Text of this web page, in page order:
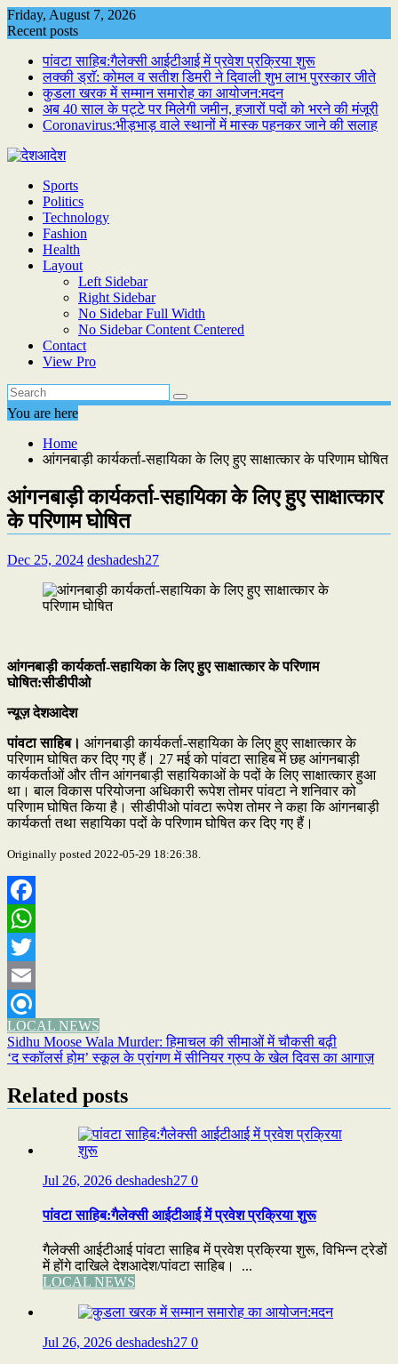
Skip
to
Friday, August 7, 2026
Recent posts
पांवटा साहिब:गैलेक्सी आईटीआई में प्रवेश प्रक्रिया शुरू
लक्की ड्राॅ: कोमल व सतीश डिमरी ने दिवाली शुभ लाभ पुरस्कार जीते
कुडला खरक में सम्मान समारोह का आयोजन:मदन
अब 40 साल के पट्टे पर मिलेगी जमीन, हजारों पदों को भरने की मंजूरी
Coronavirus:भीड़भाड़ वाले स्थानों में मास्क पहनकर जाने की सलाह
Sports
Politics
Technology
Fashion
Health
Layout
Left Sidebar
Right Sidebar
No Sidebar Full Width
No Sidebar Content Centered
Contact
View Pro
You are here
Home
आंगनबाड़ी कार्यकर्ता-सहायिका के लिए हुए साक्षात्कार के परिणाम घोषित
आंगनबाड़ी कार्यकर्ता-सहायिका के लिए हुए साक्षात्कार
के परिणाम घोषित
Dec 25, 2024 deshadesh27
आंगनबाड़ी कार्यकर्ता-सहायिका के लिए हुए साक्षात्कार के परिणाम
घोषित:सीडीपीओ
न्यूज़ देशआदेश
पांवटा साहिब। आंगनबाड़ी कार्यकर्ता-सहायिका के लिए हुए साक्षात्कार के
परिणाम घोषित कर दिए गए हैं। 27 मई को पांवटा साहिब में छह आंगनबाड़ी
कार्यकर्ताओं और तीनआंगनबाड़ी सहायिकाओं के पदों के लिए साक्षात्कार हुआ
था। बाल विकास परियोजना अधिकारी रूपेश तोमर पांवटा ने शनिवार को
परिणाम घोषित किया है। सीडीपीओ पांवटा रूपेश तोमर ने कहा कि आंगनबाड़ी
कार्यकर्ता तथा सहायिका पदों के परिणाम घोषित कर दिए गए हैं।
Originally posted 2022-05-29 18:26:38.
Facebook
WhatsApp
Twitter
Email
Refind
LOCAL NEWS
Post
navigation
Sidhu Moose Wala Murder: हिमाचल की सीमाओं में चौकसी बढ़ी
‘द स्कॉलर्स होम’ स्कूल के प्रांगण में सीनियर ग्रुप के खेल दिवस का आगाज़
Related posts
Jul 26, 2026 deshadesh27 0
पांवटा साहिब:गैलेक्सी आईटीआई में प्रवेश प्रक्रिया शुरू
गैलेक्सी आईटीआई पांवटा साहिब में प्रवेश प्रक्रिया शुरू, विभिन्न ट्रेडों
में होंगे दाखिले देशआदेश/पांवटा साहिब। ...
LOCAL NEWS
Jul 26, 2026 deshadesh27 0